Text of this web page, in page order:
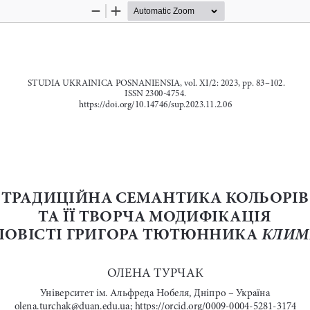
Zoom
Zoom
STUDIA UKRAINICA POSNANIENSIA, vol. XI/2: 2023, pp. 83–102.
ISSN 2300-4754.
https://doi.org/10.14746/sup.2023.11.2.06
ТРАДИЦІЙНА СЕМАНТИКА КОЛЬОРІВ
ТА ЇЇ ТВОРЧА МОДИФІКАЦІЯ
ГРИГОРА ТЮТЮННИКА
ОЛЕНА ТУРЧАК
Університет ім. Альфреда Нобеля, Дніпро – Україна
olena.turchak@duan.edu.ua; https://orcid.org/0009-0004-5281-3174